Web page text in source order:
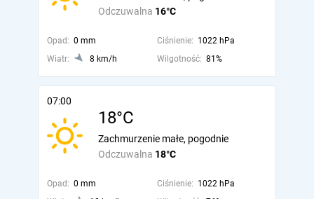
Odczuwalna 16°C
Opad: 0 mm Ciśnienie: 1022 hPa
Wiatr:
8 km/h Wilgotność: 81%
07:00
18°C
Odczuwalna 18°C
Zachmurzenie małe, pogodnie
Opad: 0 mm Ciśnienie: 1022 hPa